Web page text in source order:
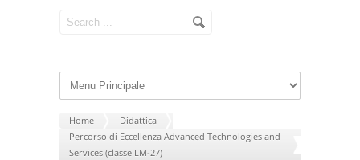
Home
Didattica
Percorso di Eccellenza Advanced Technologies and
Services (classe LM-27)